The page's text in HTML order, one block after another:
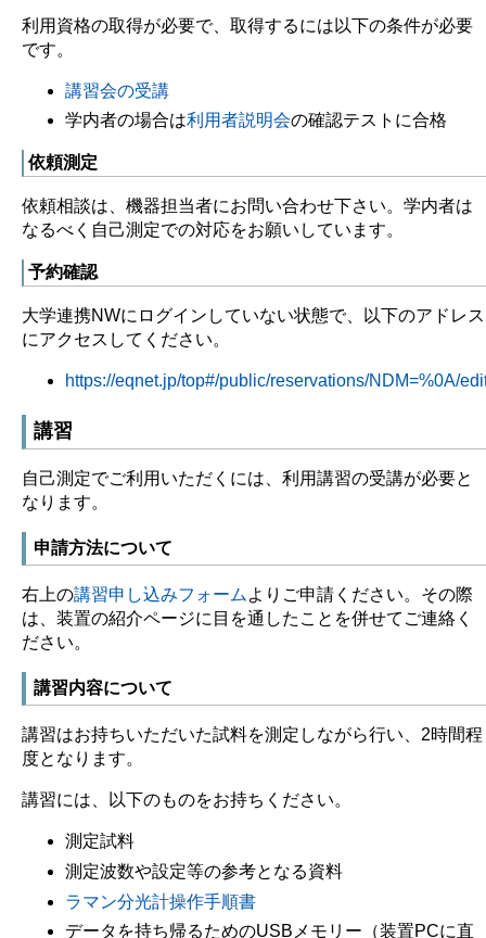
利用資格の取得が必要で、取得するには以下の条件が必要
です。
講習会の受講
学内者の場合は利用者説明会の確認テストに合格
依頼測定
依頼相談は、機器担当者にお問い合わせ下さい。学内者は
なるべく自己測定での対応をお願いしています。
予約確認
大学連携NWにログインしていない状態で、以下のアドレス
にアクセスしてください。
https://eqnet.jp/top#/public/reservations/NDM=%0A/
講習
自己測定でご利用いただくには、利用講習の受講が必要と
なります。
申請方法について
右上の講習申し込みフォーム よりご申請ください。その際
は、装置の紹介ページに目を通したことを併せてご連絡く
ださい。
講習内容について
講習はお持ちいただいた試料を測定しながら行い、2時間程
度となります。
講習には、以下のものをお持ちください。
測定試料
測定波数や設定等の参考となる資料
ラマン分光計操作手順書
データを持ち帰るためのUSBメモリー（装置PCに直